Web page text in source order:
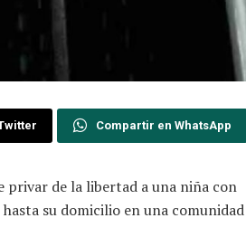
Compartir en WhatsApp
privar de la libertad a una niña con
su domicilio en una comunidad